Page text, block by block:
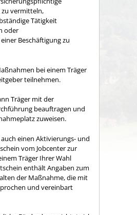
zu vermitteln,
Tätigkeit
oder
Beschäftigung zu
bei einem Träger
teilnehmen.
Träger mit der
beauftragen und
zuweisen.
einen Aktivierungs- und
vom Jobcenter zur
Träger Ihrer Wahl
enthält Angaben zum
der Maßnahme, die mit
und vereinbart